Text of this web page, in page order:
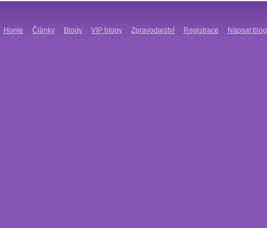
Home Články Blogy VIP blogy Zpravodajství Registrace Napsat blog